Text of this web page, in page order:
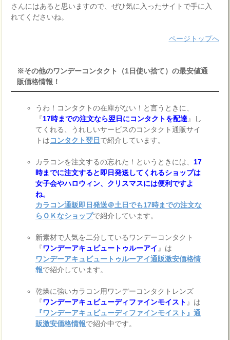
さんにはあると思いますので、ぜひ気に入ったサイトで手に入
れてくださいね。
ページトップへ
※その他のワンデーコンタクト（1日使い捨て）の最安値通
販価格情報！
うわ！コンタクトの在庫がない！と言うときに、
『17時までの注文なら翌日にコンタクトを配達』し
てくれる、うれしいサービスのコンタクト通販サイ
トはコンタクト翌日 で紹介しています。
カラコンを注文するの忘れた！というときには、 17
時までに注文すると即日発送してくれるショップは
女子会やハロウィン、クリスマスには便利ですよ
ね。
カラコン通販即日発送＠土日でも17時までの注文な
らＯＫなショップで紹介しています。
新素材で人気を二分しているワンデーコンタクト
『ワンデーアキュビュートゥルーアイ 』は
ワンデーアキュビュートゥルーアイ通販激安価格情
報で紹介しています。
乾燥に強いカラコン用ワンデーコンタクトレンズ
『ワンデーアキュビューディファインモイスト 』は
『ワンデーアキュビューディファインモイスト』通
販激安価格情報で紹介中です。